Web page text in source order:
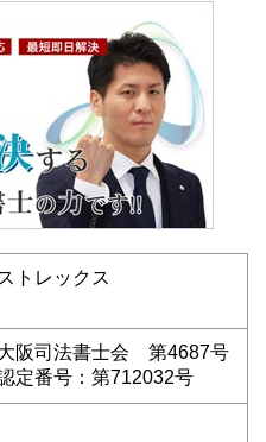
トレックス
阪司法書士会 第4687号
定番号：第712032号